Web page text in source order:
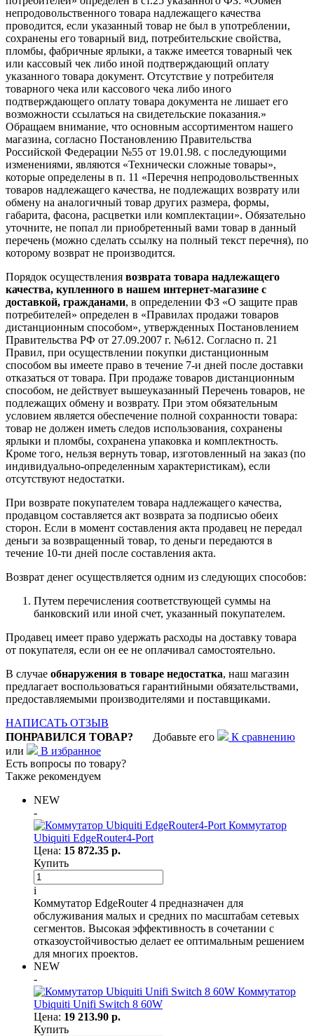
непродовольственного товара надлежащего качества
проводится, если указанный товар не был в употреблении,
сохранены его товарный вид, потребительские свойства,
пломбы, фабричные ярлыки, а также имеется товарный чек
или кассовый чек либо иной подтверждающий оплату
указанного товара документ. Отсутствие у потребителя
товарного чека или кассового чека либо иного
подтверждающего оплату товара документа не лишает его
возможности ссылаться на свидетельские показания.»
Обращаем внимание, что основным ассортиментом нашего
магазина, согласно Постановлению Правительства
Российской Федерации №55 от 19.01.98. с последующими
изменениями, являются «Технически сложные товары»,
которые определены в п. 11 «Перечня непродовольственных
товаров надлежащего качества, не подлежащих возврату или
обмену на аналогичный товар других размера, формы,
габарита, фасона, расцветки или комплектации». Обязательно
уточните, не попал ли приобретенный вами товар в данный
перечень (можно сделать ссылку на полный текст перечня), по
которому возврат не производится.
Порядок осуществления возврата товара надлежащего
качества, купленного в нашем интернет-магазине с
доставкой, гражданами, в определении ФЗ «О защите прав
потребителей» определен в «Правилах продажи товаров
дистанционным способом», утвержденных Постановлением
Правительства РФ от 27.09.2007 г. №612. Согласно п. 21
Правил, при осуществлении покупки дистанционным
способом вы имеете право в течение 7-и дней после доставки
отказаться от товара. При продаже товаров дистанционным
способом, не действует вышеуказанный Перечень товаров, не
подлежащих обмену и возврату. При этом обязательным
условием является обеспечение полной сохранности товара:
товар не должен иметь следов использования, сохранены
ярлыки и пломбы, сохранена упаковка и комплектность.
Кроме того, нельзя вернуть товар, изготовленный на заказ (по
индивидуально-определенным характеристикам), если
отсутствуют недостатки.
При возврате покупателем товара надлежащего качества,
продавцом составляется акт возврата за подписью обеих
сторон. Если в момент составления акта продавец не передал
деньги за возвращенный товар, то деньги передаются в
течение 10-ти дней после составления акта.
Возврат денег осуществляется одним из следующих способов:
Путем перечисления соответствующей суммы на
банковский или иной счет, указанный покупателем.
Продавец имеет право удержать расходы на доставку товара
от покупателя, если он ее не оплачивал самостоятельно.
В случае обнаружения в товаре недостатка, наш магазин
предлагает воспользоваться гарантийными обязательствами,
предоставляемыми производителями и поставщиками.
НАПИСАТЬ ОТЗЫВ
ПОНРАВИЛСЯ ТОВАР? Добавьте его
К сравнению
или
В избранное
Есть вопросы по товару?
Также рекомендуем
NEW
-
Коммутатор
Ubiquiti EdgeRouter4-Port
Цена: 15 872.35 р.
Купить
i
Коммутатор EdgeRouter 4 предназначен для
обслуживания малых и средних по масштабам сетевых
сегментов. Высокая эффективность в сочетании с
отказоустойчивостью делает ее оптимальным решением
для многих проектов.
NEW
-
Коммутатор
Ubiquiti Unifi Switch 8 60W
Цена: 19 213.90 р.
Купить